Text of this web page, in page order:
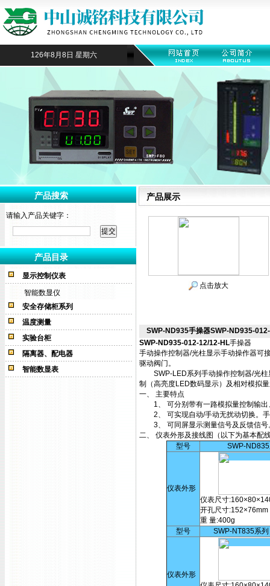
126年8月8日 星期六
产品搜索
请输入产品关键字：
产品目录
显示控制仪表
智能数显仪
安全存储柜系列
温度测量
实验台柜
隔离器、配电器
智能数显表
产品展示
点击放大
SWP-ND935手操器SWP-ND935-
SWP-ND935-012-12/12-HL手操器
手动操作控制器/光柱显示手动操作器可
驱动阀门。
SWP-LED系列手动操作控制器/光
制（高亮度LED数码显示）及相对模拟
一、 主要特点
1、 可分别带有一路模拟量控制输
2、 可实现自动/手动无扰动切换。
3、 可同屏显示测量信号及反馈信号
二、 仪表外形及接线图（以下为基本配
型号
SWP-
仪表外形
仪表尺寸
开孔尺寸:152×76mm
重 量:400g
型号
SWP-NT835系
仪表外形